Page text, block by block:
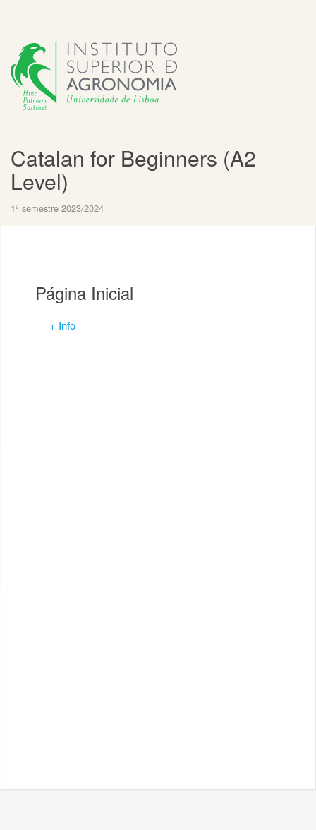
Catalan for Beginners (A2
Level)
1º semestre 2023/2024
Página Inicial
+ Info